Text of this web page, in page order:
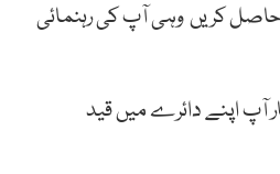
کریں وہی آپ کی رہنمائی
آپ اپنے دائرے میں قید